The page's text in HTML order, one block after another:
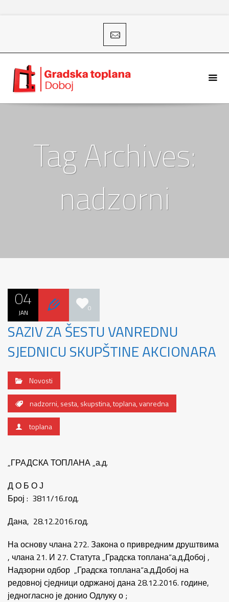
Tag Archives:
nadzorni
04
JAN 0
SAZIV ZA ŠESTU VANREDNU
SJEDNICU SKUPŠTINE AKCIONARA
Novosti
nadzorni,sesta,skupstina,toplana,vanredna
toplana
„ГРАДСКА ТОПЛАНА „а.д.
Д О Б О Ј
Број : 3811/16.год.
Дана, 28.12.2016.год.
На основу члана 272. Закона о привредним друштвима
, члана 21. И 27. Статута „Градска топлана“а.д.Добој ,
Надзорни одбор „Градска топлана“а.д.Добој на
редовној сједници одржаној дана 28.12.2016. године,
једногласно је донио Одлуку о ;